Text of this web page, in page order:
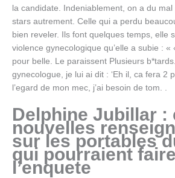
la candidate. Indeniablement, on a du mal
stars autrement. Celle qui a perdu
bien reveler. Ils font quelques temps, elle
violence gynecologique qu’elle a subie : «
pour belle. Le paraissent Plusieurs
gynecologue, je lui ai dit : ‘Eh il, ca fera 2
l’egard de mon mec, j’ai besoin de tom. .
Delphine Jubillar :
nouvelles
sur les portables
qui pourraient
l’enquete